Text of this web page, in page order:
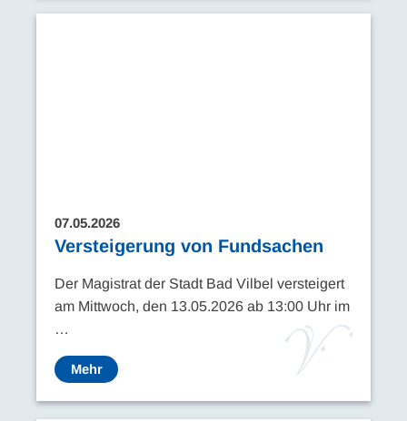
07.05.2026
Versteigerung von Fundsachen
Der Magistrat der Stadt Bad Vilbel versteigert
am Mittwoch, den 13.05.2026 ab 13:00 Uhr im
…
Mehr